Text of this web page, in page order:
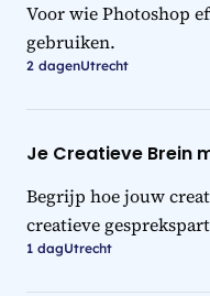
Voor wie Photoshop
gebruiken.
2 dagenUtrecht
Je Creatieve Brein
Begrijp hoe jouw
creatieve
1 dagUtrecht